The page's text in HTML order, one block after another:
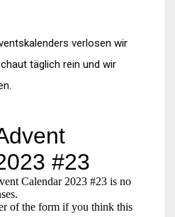
verlosen wir
täglich rein und wir